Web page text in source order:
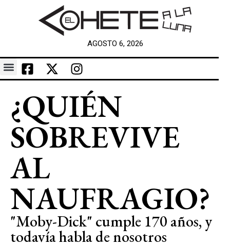
AGOSTO 6, 2026
¿QUIÉN
SOBREVIVE
AL
NAUFRAGIO?
"Moby-Dick" cumple 170 años, y
todavía habla de nosotros